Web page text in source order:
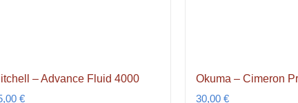
– Advance Fluid 4000
€
Okuma – Cimeron
30,00 €